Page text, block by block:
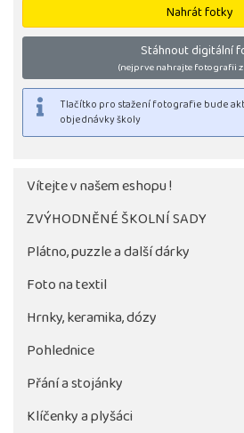
Nahrát fotky
Stáhnout digitální
(nejprve nahrajte fotografii
Tlačítko pro stažení
objednávky školy
Vítejte v našem eshopu !
ZVÝHODNĚNÉ ŠKOLNÍ SADY
Plátno, puzzle a další dárky
Foto na textil
Hrnky, keramika, dózy
Pohlednice
Přání a stojánky
Klíčenky a plyšáci